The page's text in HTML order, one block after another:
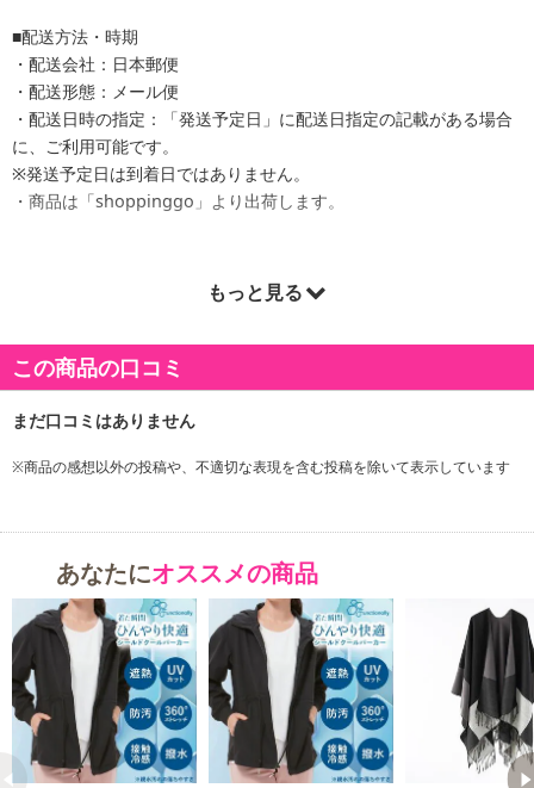
■配送方法・時期
・配送会社：日本郵便
・配送形態：メール便
・配送日時の指定：「発送予定日」に配送日指定の記載がある場合
に、ご利用可能です。
※発送予定日は到着日ではありません。
・商品は「shoppinggo」より出荷します。
もっと見る
この商品の口コミ
※商品の感想以外の投稿や、不適切な表現を含む投稿を除いて表示しています
あなたにオススメの商品